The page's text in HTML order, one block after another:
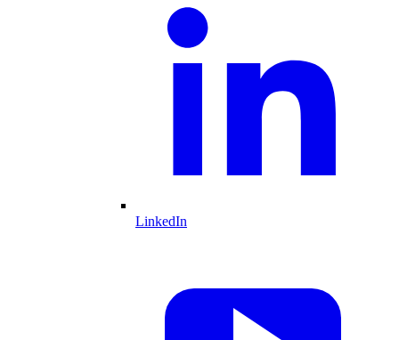
LinkedIn